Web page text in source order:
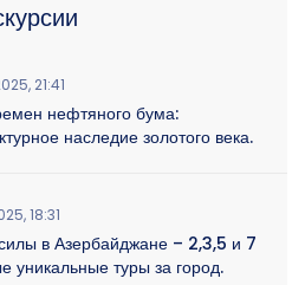
21:41
нефтяного бума:
наследие золотого века.
18:31
в Азербайджане – 2,3,5 и 7
уникальные туры за город.